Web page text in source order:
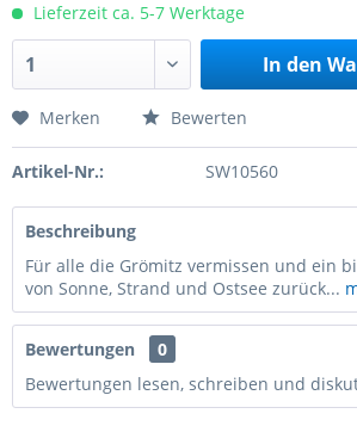
Lieferzeit ca. 5-7 Werktage
In den
Merken Bewerten
Artikel-Nr.: SW10560
Beschreibung
Für alle die Grömitz vermissen und ein
von Sonne, Strand und Ostsee zurück...
Bewertungen
0
Bewertungen lesen, schreiben und